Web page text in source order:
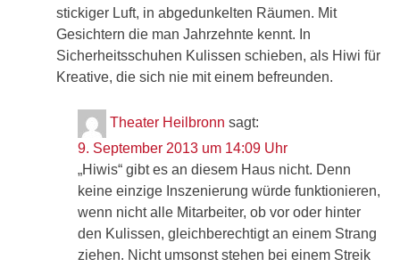
stickiger Luft, in abgedunkelten Räumen. Mit
Gesichtern die man Jahrzehnte kennt. In
Sicherheitsschuhen Kulissen schieben, als Hiwi für
Kreative, die sich nie mit einem befreunden.
Theater Heilbronn sagt:
9. September 2013 um 14:09 Uhr
„Hiwis“ gibt es an diesem Haus nicht. Denn
keine einzige Inszenierung würde funktionieren,
wenn nicht alle Mitarbeiter, ob vor oder hinter
den Kulissen, gleichberechtigt an einem Strang
ziehen. Nicht umsonst stehen bei einem Streik